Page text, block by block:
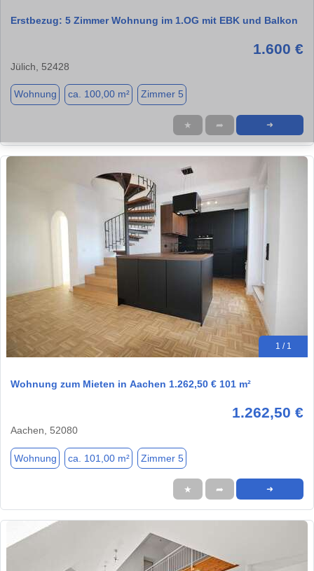
Erstbezug: 5 Zimmer Wohnung im 1.OG mit EBK und Balkon
1.600 €
Jülich, 52428
Wohnung ca. 100,00 m² Zimmer 5
★ ➦ ➜
1 / 1
Wohnung zum Mieten in Aachen 1.262,50 € 101 m²
1.262,50 €
Aachen, 52080
Wohnung ca. 101,00 m² Zimmer 5
★ ➦ ➜